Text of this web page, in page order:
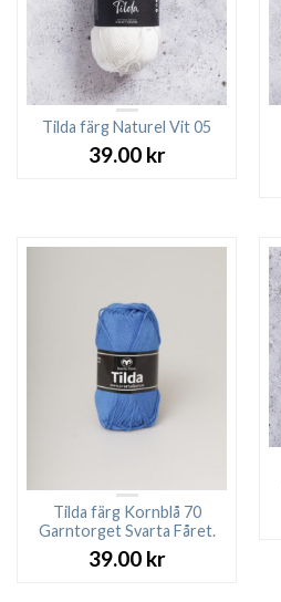
Tilda färg Naturel Vit 05
39.00 kr
Tilda färg Kornblå 70
Garntorget Svarta Fåret.
39.00 kr